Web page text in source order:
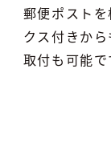
郵便ポスト
クス付きか
取付も可能で